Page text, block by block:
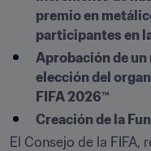
premio en
participantes en
Aprobación de
elección del
FIFA 2026™
Creación de la
El Consejo de la FIFA,